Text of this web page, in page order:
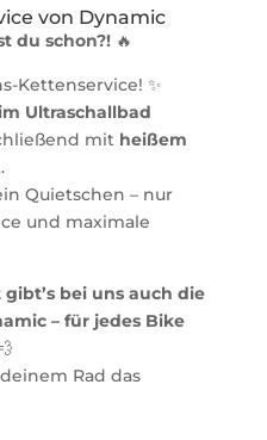
von Dynamic
du schon?!🔥
Kettenservice! ✨
Ultraschallbad
mit heißem
Quietschen – nur
und maximale
bei uns auch die
– für jedes Bike
Rad das